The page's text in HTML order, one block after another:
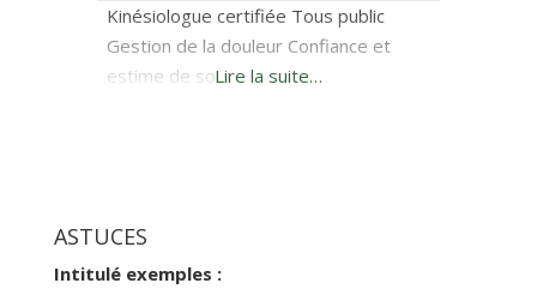
Kinésiologue certifiée Tous public
Gestion de la douleur Confiance et
estime de soiLire la suite…
ASTUCES
Intitulé exemples :